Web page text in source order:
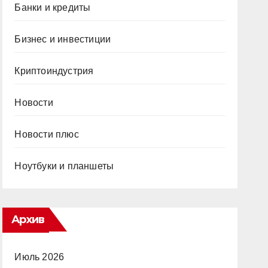
Банки и кредиты
Бизнес и инвестиции
Криптоиндустрия
Новости
Новости плюс
Ноутбуки и планшеты
Архив
Июль 2026